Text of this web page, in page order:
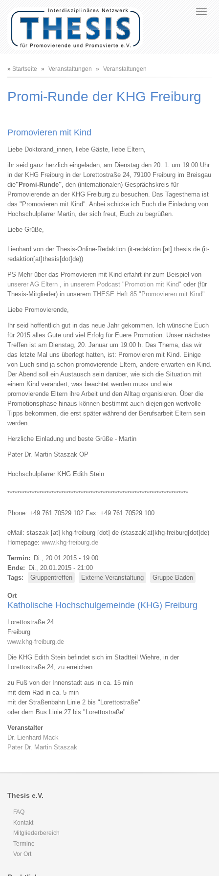
Pfadnavigation
Startseite Veranstaltungen Veranstaltungen
Promi-Runde der KHG Freiburg
Promovieren mit Kind
Liebe Doktorand_innen, liebe Gäste, liebe Eltern,
ihr seid ganz herzlich eingeladen, am Dienstag den 20. 1. um 19:00 Uhr
in der KHG Freiburg in der Lorettostraße 24, 79100 Freiburg im Breisgau
die"Promi-Runde", den (internationalen) Gesprächskreis für
Promovierende an der KHG Freiburg zu besuchen. Das Tagesthema ist
das "Promovieren mit Kind". Anbei schicke ich Euch die Einladung von
Hochschulpfarrer Martin, der sich freut, Euch zu begrüßen.
Liebe Grüße,
Lienhard von der Thesis-Online-Redaktion (it-redaktion [at] thesis.de (it-
redaktion[at]thesis[dot]de))
PS Mehr über das Promovieren mit Kind erfahrt ihr zum Beispiel von
unserer AG Eltern , in unserem Podcast "Promotion mit Kind" oder (für
Thesis-Mitglieder) in unserem THESE Heft 85 "Promovieren mit Kind" .
Liebe Promovierende,
Ihr seid hoffentlich gut in das neue Jahr gekommen. Ich wünsche Euch
für 2015 alles Gute und viel Erfolg für Euere Promotion. Unser nächstes
Treffen ist am Dienstag, 20. Januar um 19:00 h. Das Thema, das wir
das letzte Mal uns überlegt hatten, ist: Promovieren mit Kind. Einige
von Euch sind ja schon promovierende Eltern, andere erwarten ein Kind.
Der Abend soll ein Austausch sein darüber, wie sich die Situation mit
einem Kind verändert, was beachtet werden muss und wie
promovierende Eltern ihre Arbeit und den Alltag organisieren. Über die
Promotionsphase hinaus können bestimmt auch diejenigen wertvolle
Tipps bekommen, die erst später während der Berufsarbeit Eltern sein
werden.
Herzliche Einladung und beste Grüße - Martin
Pater Dr. Martin Staszak OP
Hochschulpfarrer KHG Edith Stein
**************************************************************************
Phone: +49 761 70529 102 Fax: +49 761 70529 100
eMail: staszak [at] khg-freiburg [dot] de (staszak[at]khg-freiburg[dot]de)
Homepage: www.khg-freiburg.de
Termin
Di., 20.01.2015 - 19:00
Ende
Di., 20.01.2015 - 21:00
Tags
Gruppentreffen Externe Veranstaltung Gruppe Baden
Ort
Katholische Hochschulgemeinde (KHG) Freiburg
Lorettostraße 24
Freiburg
www.khg-freiburg.de
Die KHG Edith Stein befindet sich im Stadtteil Wiehre, in der
Lorettostraße 24, zu erreichen
zu Fuß von der Innenstadt aus in ca. 15 min
mit dem Rad in ca. 5 min
mit der Straßenbahn Linie 2 bis "Lorettostraße"
oder dem Bus Linie 27 bis "Lorettostraße"
Veranstalter
Dr. Lienhard Mack
Pater Dr. Martin Staszak
Thesis e.V.
FAQ
Kontakt
Mitgliederbereich
Termine
Vor Ort